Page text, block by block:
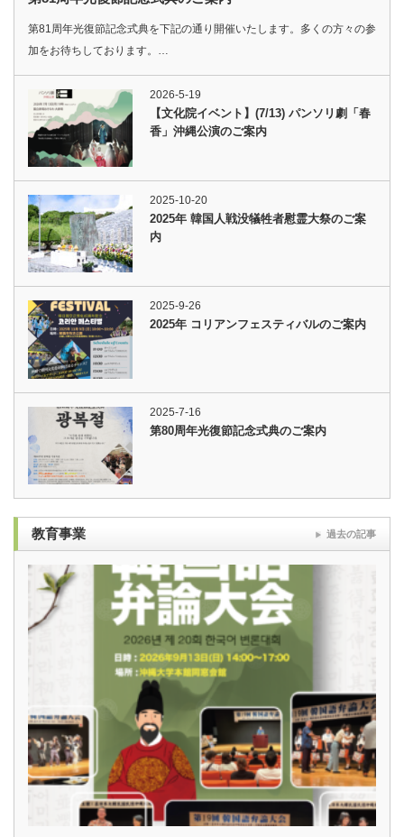
第81周年光復節記念式典を下記の通り開催いたします。多くの方々の参
加をお待ちしております。…
2026-5-19
【文化院イベント】(7/13) パンソリ劇「春
香」沖縄公演のご案内
2025-10-20
2025年 韓国人戦没犠牲者慰霊大祭のご案
内
2025-9-26
2025年 コリアンフェスティバルのご案内
2025-7-16
第80周年光復節記念式典のご案内
教育事業 過去の記事